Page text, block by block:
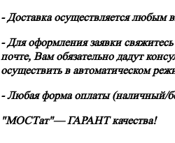
- Доставка осуществляется
- Для оформления заявки
почте, Вам обязательно дадут
осуществить в автоматическом
- Любая форма оплаты (наличный/
"МОСТат"— ГАРАНТ качества!